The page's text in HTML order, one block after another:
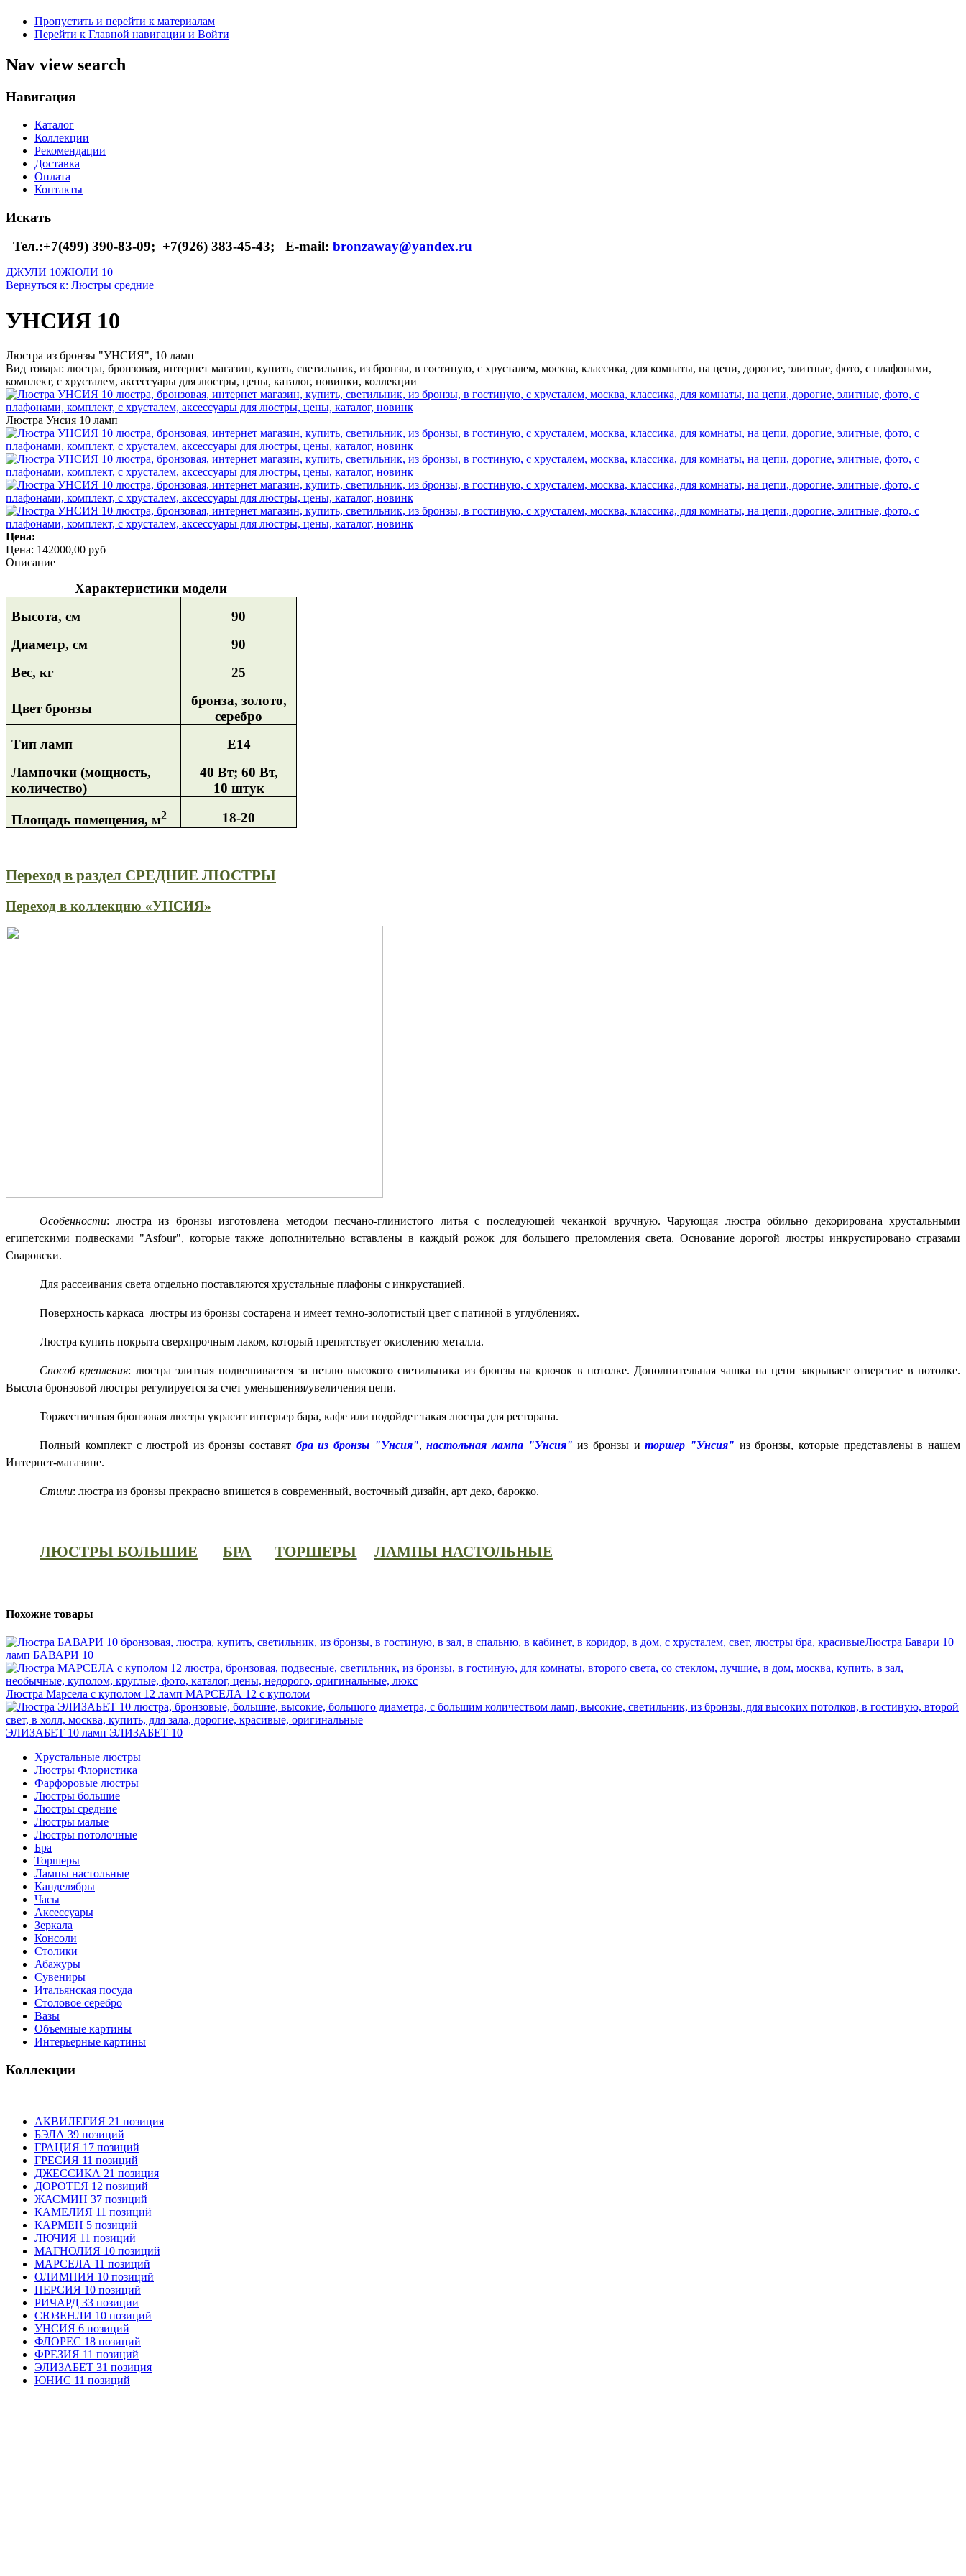
Пропустить и перейти к материалам
Перейти к Главной навигации и Войти
Nav view search
Навигация
Каталог
Коллекции
Рекомендации
Доставка
Оплата
Контакты
Искать
Тел.:+7(499) 390-83-09; +7(926) 383-45-43; E-mail: bronzaway@yandex.ru
ДЖУЛИ 10ЖЮЛИ 10
Вернуться к: Люстры средние
УНСИЯ 10
Люстра из бронзы "УНСИЯ", 10 ламп
Вид товара: люстра, бронзовая, интернет магазин, купить, светильник, из бронзы, в гостиную, с хрусталем, москва, классика, для комнаты, на цепи, дорогие, элитные, фото, с плафонами,
комплект, с хрусталем, аксессуары для люстры, цены, каталог, новинки, коллекции
Люстра Унсия 10 ламп
Цена:
Цена: 142000,00 руб
Описание
Характеристики модели
Высота, см
90
Диаметр, см
90
Вес, кг
25
Цвет бронзы
бронза, золото,
серебро
Тип ламп
Е14
Лампочки (мощность,
количество)
40 Вт; 60 Вт,
10 штук
Площадь помещения, м2 18-20
Переход в раздел СРЕДНИЕ ЛЮСТРЫ
Переход в коллекцию «УНСИЯ»
Особенности: люстра из бронзы изготовлена методом песчано-глинистого литья с последующей чеканкой вручную. Чарующая люстра обильно декорирована хрустальными
египетскими подвесками "Asfour", которые также дополнительно вставлены в каждый рожок для большего преломления света. Основание дорогой люстры инкрустировано стразами
Сваровски.
Для рассеивания света отдельно поставляются хрустальные плафоны с инкрустацией.
Поверхность каркаса люстры из бронзы состарена и имеет темно-золотистый цвет с патиной в углублениях.
Люстра купить покрыта сверхпрочным лаком, который препятствует окислению металла.
Способ крепления: люстра элитная подвешивается за петлю высокого светильника из бронзы на крючок в потолке. Дополнительная чашка на цепи закрывает отверстие в потолке.
Высота бронзовой люстры регулируется за счет уменьшения/увеличения цепи.
Торжественная бронзовая люстра украсит интерьер бара, кафе или подойдет такая люстра для ресторана.
Полный комплект с люстрой из бронзы составят бра из бронзы "Унсия",настольная лампа "Унсия" из бронзы иторшер "Унсия" из бронзы, которые представлены в нашем
Интернет-магазине.
Стили: люстра из бронзы прекрасно впишется в современный, восточный дизайн, арт деко, барокко.
ЛЮСТРЫ БОЛЬШИЕ БРА ТОРШЕРЫ ЛАМПЫ НАСТОЛЬНЫЕ
Похожие товары
Люстра Бавари 10
ламп БАВАРИ 10
Люстра Марсела с куполом 12 ламп МАРСЕЛА 12 с куполом
ЭЛИЗАБЕТ 10 ламп ЭЛИЗАБЕТ 10
Хрустальные люстры
Люстры Флористика
Фарфоровые люстры
Люстры большие
Люстры средние
Люстры малые
Люстры потолочные
Бра
Торшеры
Лампы настольные
Канделябры
Часы
Аксессуары
Зеркала
Консоли
Столики
Абажуры
Сувениры
Итальянская посуда
Столовое серебро
Вазы
Объемные картины
Интерьерные картины
Коллекции
АКВИЛЕГИЯ 21 позиция
БЭЛА 39 позиций
ГРАЦИЯ 17 позиций
ГРЕСИЯ 11 позиций
ДЖЕССИКА 21 позиция
ДОРОТЕЯ 12 позиций
ЖАСМИН 37 позиций
КАМЕЛИЯ 11 позиций
КАРМЕН 5 позиций
ЛЮЧИЯ 11 позиций
МАГНОЛИЯ 10 позиций
МАРСЕЛА 11 позиций
ОЛИМПИЯ 10 позиций
ПЕРСИЯ 10 позиций
РИЧАРД 33 позиции
СЮЗЕНЛИ 10 позиций
УНСИЯ 6 позиций
ФЛОРЕС 18 позиций
ФРЕЗИЯ 11 позиций
ЭЛИЗАБЕТ 31 позиция
ЮНИС 11 позиций